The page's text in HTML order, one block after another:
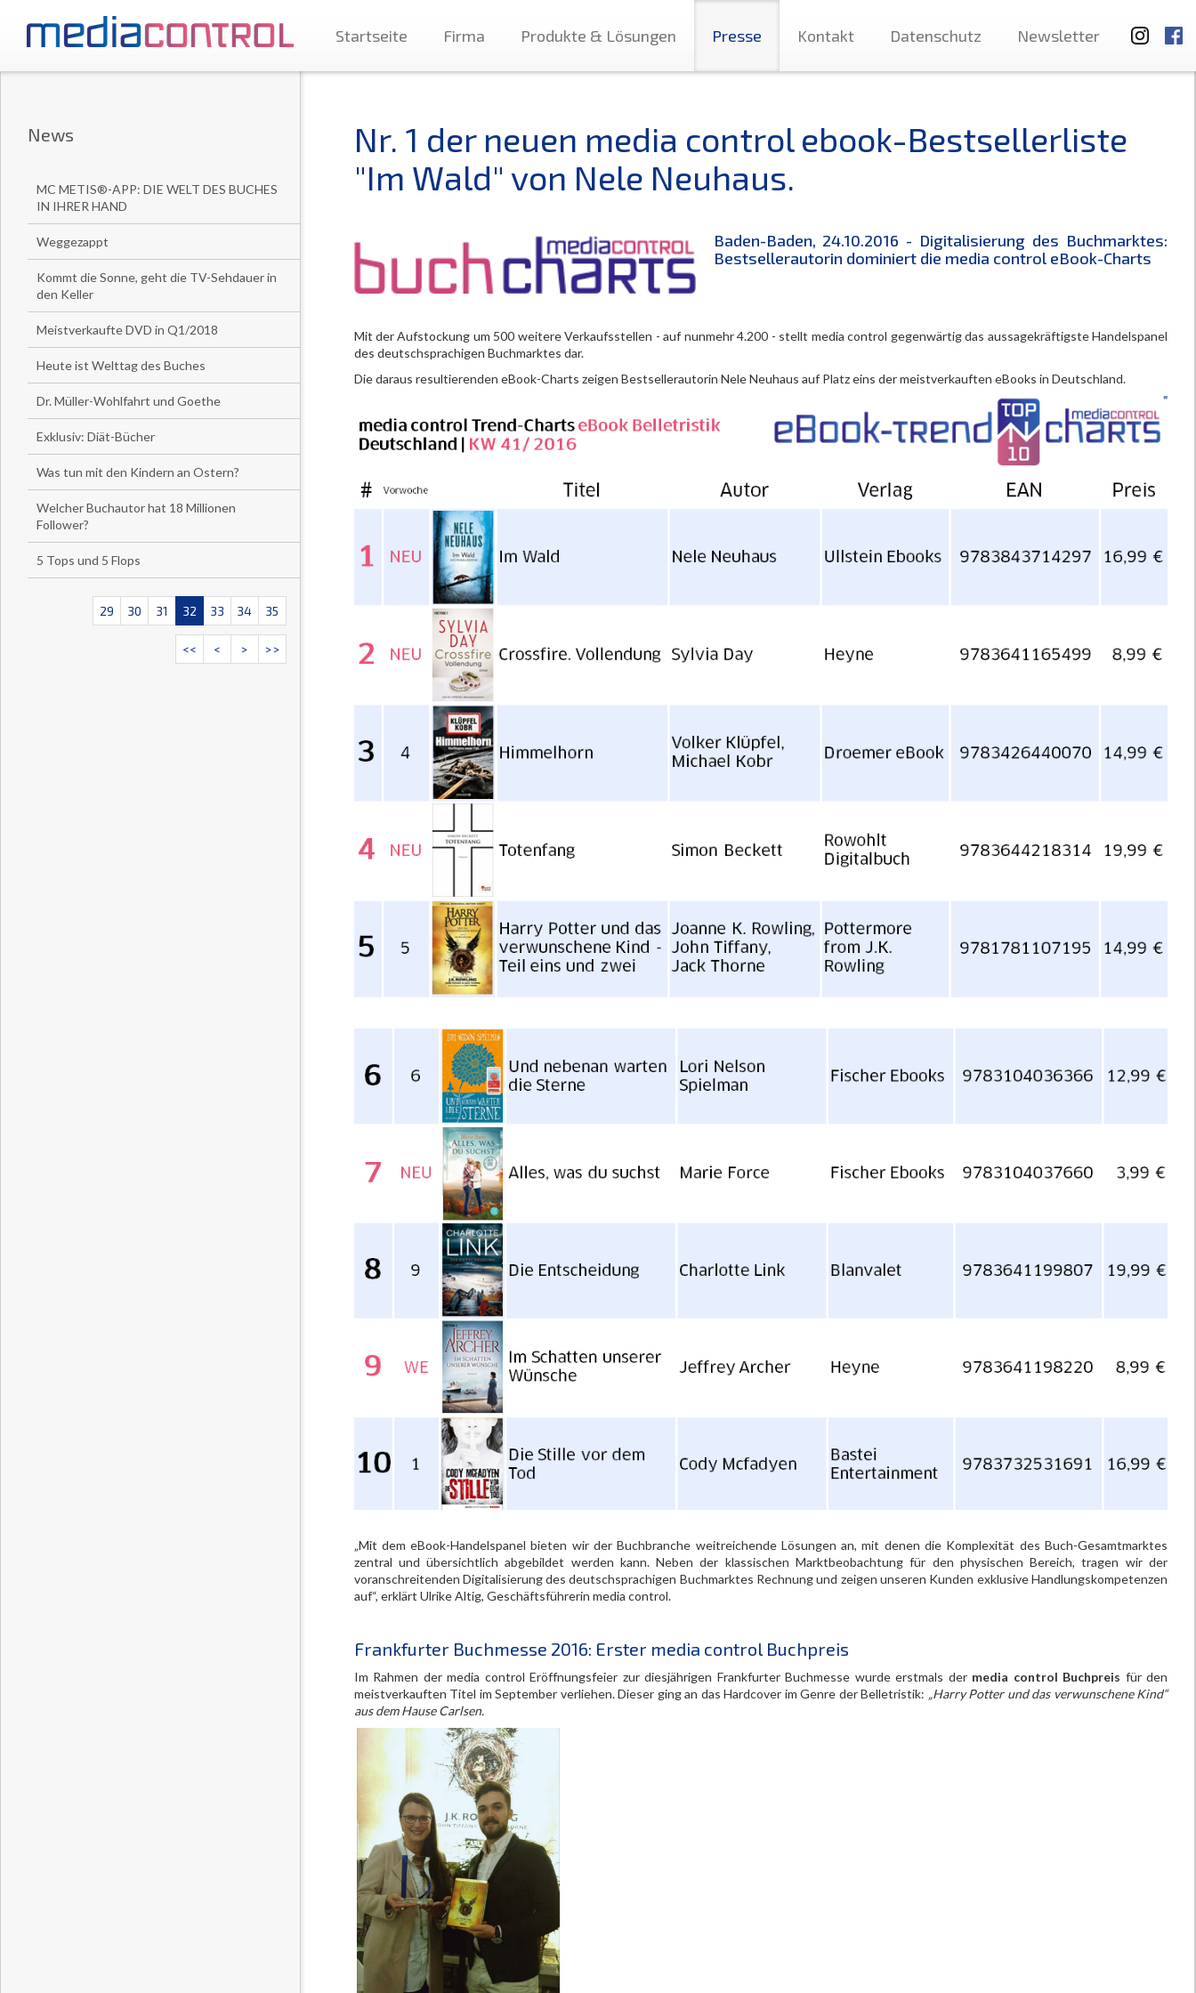
Startseite Firma Produkte & Lösungen Presse Kontakt Datenschutz Newsletter
News
MC METIS®-APP: DIE WELT DES BUCHES
IN IHRER HAND
Weggezappt
Kommt die Sonne, geht die TV-Sehdauer in
den Keller
Meistverkaufte DVD in Q1/2018
Heute ist Welttag des Buches
Dr. Müller-Wohlfahrt und Goethe
Exklusiv: Diät-Bücher
Was tun mit den Kindern an Ostern?
Welcher Buchautor hat 18 Millionen
Follower?
5 Tops und 5 Flops
29 30 31 32 33 34 35
<< < > >>
Nr. 1 der neuen media control ebook-Bestsellerliste
"Im Wald" von Nele Neuhaus.
Baden-Baden, 24.10.2016 - Digitalisierung des Buchmarktes:
Bestsellerautorin dominiert die media control eBook-Charts
Mit der Aufstockung um 500 weitere Verkaufsstellen - auf nunmehr 4.200 - stellt media control gegenwärtig das aussagekräftigste Handelspanel
des deutschsprachigen Buchmarktes dar.
Die daraus resultierenden eBook-Charts zeigen Bestsellerautorin Nele Neuhaus auf Platz eins der meistverkauften eBooks in Deutschland.
„Mit dem eBook-Handelspanel bieten wir der Buchbranche weitreichende Lösungen an, mit denen die Komplexität des Buch-Gesamtmarktes
zentral und übersichtlich abgebildet werden kann. Neben der klassischen Marktbeobachtung für den physischen Bereich, tragen wir der
voranschreitenden Digitalisierung des deutschsprachigen Buchmarktes Rechnung und zeigen unseren Kunden exklusive Handlungskompetenzen
auf“, erklärt Ulrike Altig, Geschäftsführerin media control.
Frankfurter Buchmesse 2016: Erster media control Buchpreis
Im Rahmen der media control Eröffnungsfeier zur diesjährigen Frankfurter Buchmesse wurde erstmals der media control Buchpreis für den
meistverkauften Titel im September verliehen. Dieser ging an das Hardcover im Genre der Belletristik: „Harry Potter und das verwunschene Kind“
aus dem Hause Carlsen.